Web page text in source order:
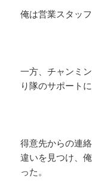
俺は営業スタッ
一方、チャンミ
り隊のサポート
得意先からの連
違いを見つけ、
った。